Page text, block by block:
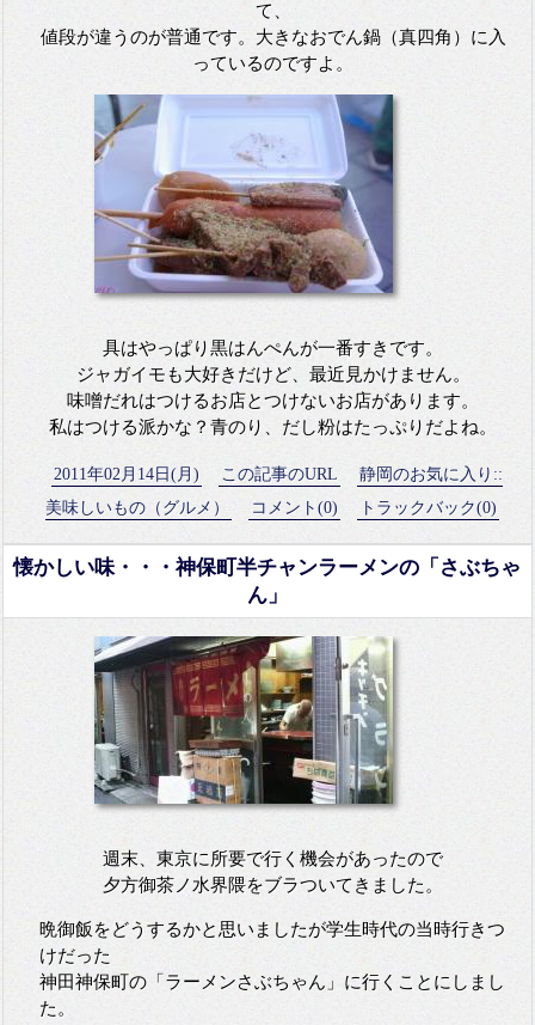
て、
値段が違うのが普通です。大きなおでん鍋（真四角）に入
っているのですよ。
具はやっぱり黒はんぺんが一番すきです。
ジャガイモも大好きだけど、最近見かけません。
味噌だれはつけるお店とつけないお店があります。
私はつける派かな？青のり、だし粉はたっぷりだよね。
2011年02月14日(月) この記事のURL
静岡のお気に入り::
美味しいもの（グルメ）
コメント(0) トラックバック(0)
懐かしい味・・・神保町半チャンラーメンの「さぶちゃ
ん」
週末、東京に所要で行く機会があったので
夕方御茶ノ水界隈をブラついてきました。
晩御飯をどうするかと思いましたが学生時代の当時行きつ
けだった
神田神保町の「ラーメンさぶちゃん」に行くことにしまし
た。